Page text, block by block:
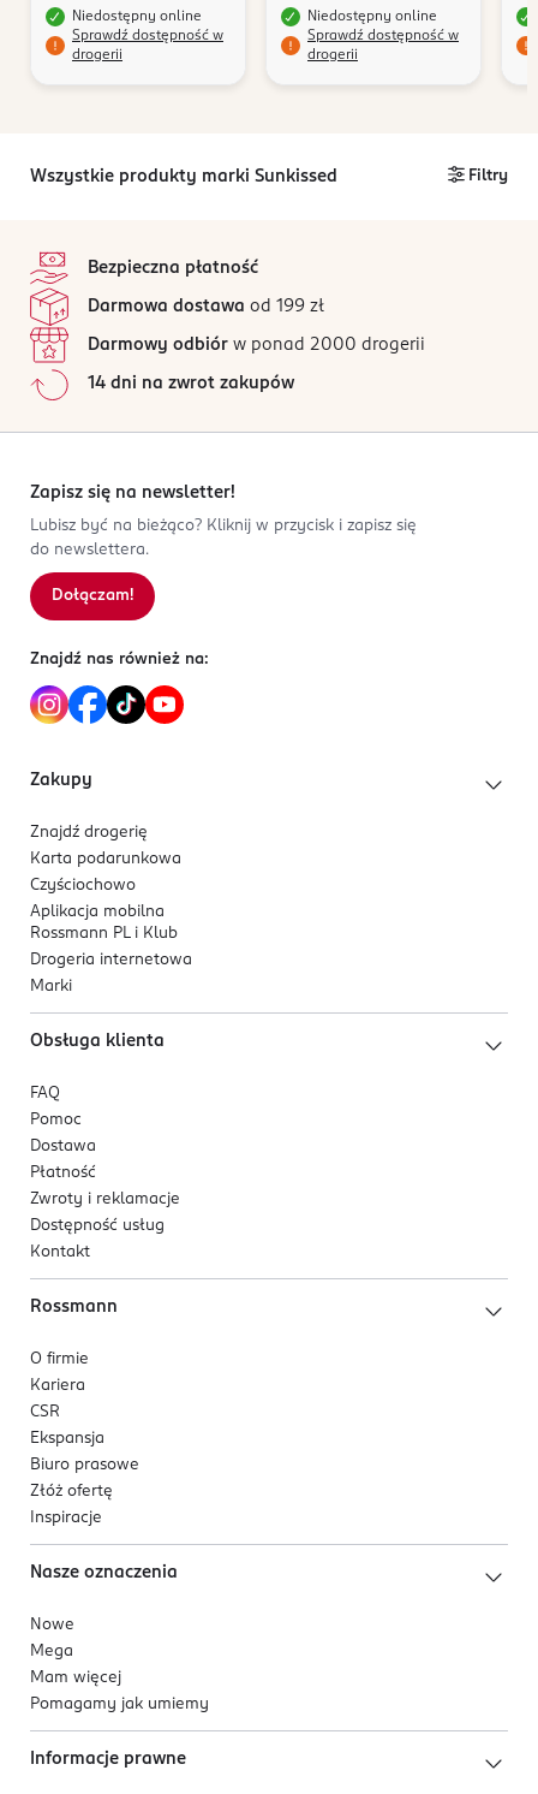
Niedostępny online
Sprawdź dostępność w
drogerii
Niedostępny online
Sprawdź dostępność w
drogerii
Wszystkie produkty marki Sunkissed Filtry
Bezpieczna płatność
Darmowa dostawa od 199 zł
Darmowy odbiór w ponad 2000 drogerii
14 dni na zwrot zakupów
Zapisz się na newsletter!
Lubisz być na bieżąco? Kliknij w przycisk i zapisz się
do newslettera.
Dołączam!
Znajdź nas również na:
Zakupy
Znajdź drogerię
Karta podarunkowa
Czyściochowo
Aplikacja mobilna
Rossmann PL i Klub
Drogeria internetowa
Marki
Obsługa klienta
FAQ
Pomoc
Dostawa
Płatność
Zwroty i reklamacje
Dostępność usług
Kontakt
Rossmann
O firmie
Kariera
CSR
Ekspansja
Biuro prasowe
Złóż ofertę
Inspiracje
Nasze oznaczenia
Nowe
Mega
Mam więcej
Pomagamy jak umiemy
Informacje prawne